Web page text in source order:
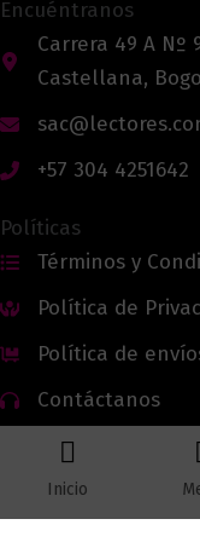
Encuéntranos
Carrera 49 A Nº
Castellana,
+57 304 4251642
Políticas
Términos y
Política de
Política de
Contáctanos
Todos los
Inicio